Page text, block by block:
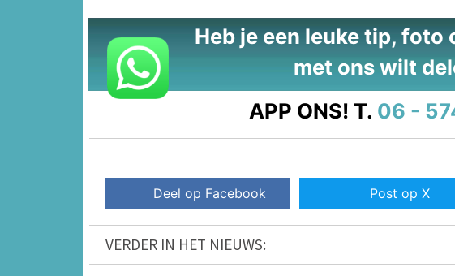
Heb je een leuke tip, foto
met ons wilt
APP ONS! T. 06 -
Deel op Facebook Post op X
VERDER IN HET NIEUWS: